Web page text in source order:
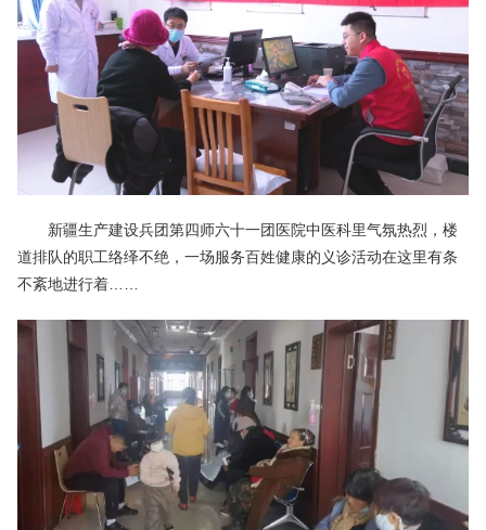
新疆生产建设兵团第四师六十一团医院中医科里气氛热烈，楼
道排队的职工络绎不绝，一场服务百姓健康的义诊活动在这里有条
不紊地进行着……